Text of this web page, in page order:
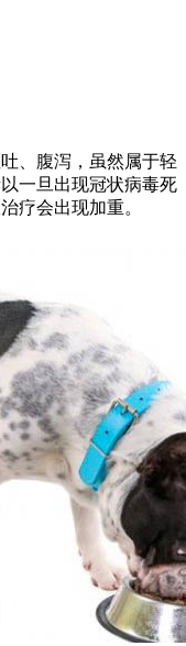
、腹泻，虽然属于轻
一旦出现冠状病毒死
疗会出现加重。